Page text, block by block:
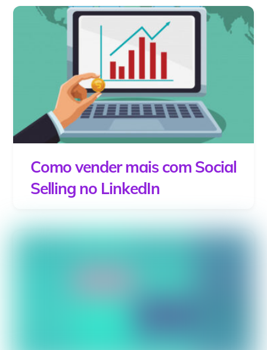
Como vender mais com Social
Selling no LinkedIn